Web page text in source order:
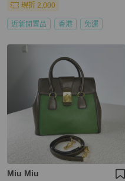
現折 2,000
近新閒置品 香港 免運
Miu Miu